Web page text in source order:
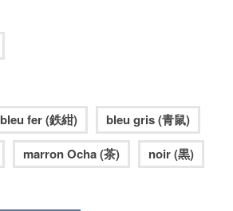
bleu fer (鉄紺)
bleu gris (青鼠)
marron Ocha (茶) noir (黒)